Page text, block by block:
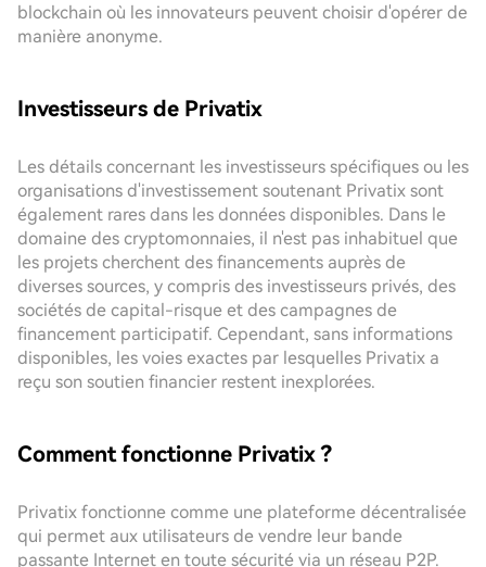
blockchain où les innovateurs peuvent choisir d'opérer de
manière anonyme.
Investisseurs de Privatix
Les détails concernant les investisseurs spécifiques ou les
organisations d'investissement soutenant Privatix sont
également rares dans les données disponibles. Dans le
domaine des cryptomonnaies, il n'est pas inhabituel que
les projets cherchent des financements auprès de
diverses sources, y compris des investisseurs privés, des
sociétés de capital-risque et des campagnes de
financement participatif. Cependant, sans informations
disponibles, les voies exactes par lesquelles Privatix a
reçu son soutien financier restent inexplorées.
Comment fonctionne Privatix ?
Privatix fonctionne comme une plateforme décentralisée
qui permet aux utilisateurs de vendre leur bande
passante Internet en toute sécurité via un réseau P2P.